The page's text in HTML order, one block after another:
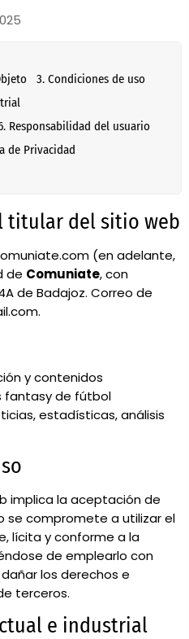
3. Condiciones de uso
Responsabilidad del usuario
de Privacidad
titular del sitio web
(en adelante,
de Comuniate, con
de Badajoz. Correo de
.
y contenidos
fantasy de fútbol
estadísticas, análisis
implica la aceptación de
se compromete a utilizar el
lícita y conforme a la
de emplearlo con
los derechos e
terceros.
e industrial